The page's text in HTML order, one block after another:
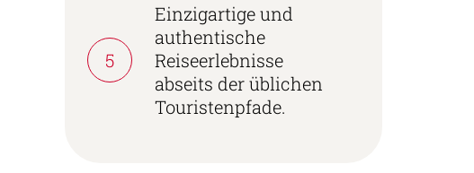
5
Einzigartige und
authentische
Reiseerlebnisse
abseits der üblichen
Touristenpfade.